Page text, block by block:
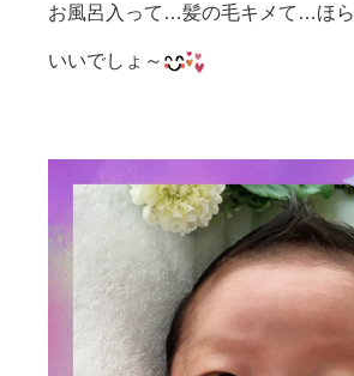
お風呂入って…髪の毛キメて…ほら
いいでしょ～